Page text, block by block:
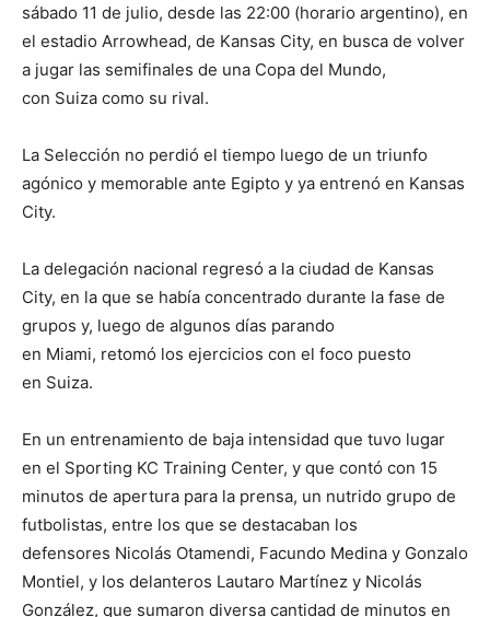
sábado 11 de julio, desde las 22:00 (horario argentino), en
el estadio Arrowhead, de Kansas City, en busca de volver
a jugar las semifinales de una Copa del Mundo,
con Suiza como su rival.
La Selección no perdió el tiempo luego de un triunfo
agónico y memorable ante Egipto y ya entrenó en Kansas
City.
La delegación nacional regresó a la ciudad de Kansas
City, en la que se había concentrado durante la fase de
grupos y, luego de algunos días parando
en Miami, retomó los ejercicios con el foco puesto
en Suiza.
En un entrenamiento de baja intensidad que tuvo lugar
en el Sporting KC Training Center, y que contó con 15
minutos de apertura para la prensa, un nutrido grupo de
futbolistas, entre los que se destacaban los
defensores Nicolás Otamendi, Facundo Medina y Gonzalo
Montiel, y los delanteros Lautaro Martínez y Nicolás
González, que sumaron diversa cantidad de minutos en